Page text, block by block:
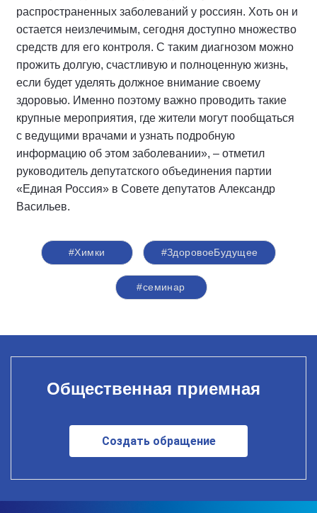
распространенных заболеваний у россиян. Хоть он и
остается неизлечимым, сегодня доступно множество
средств для его контроля. С таким диагнозом можно
прожить долгую, счастливую и полноценную жизнь,
если будет уделять должное внимание своему
здоровью. Именно поэтому важно проводить такие
крупные мероприятия, где жители могут пообщаться
с ведущими врачами и узнать подробную
информацию об этом заболевании», – отметил
руководитель депутатского объединения партии
«Единая Россия» в Совете депутатов Александр
Васильев.
#Химки #ЗдоровоеБудущее
#семинар
Общественная приемная
Создать обращение